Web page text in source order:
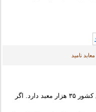
تایلند را می توان سرزمین معابد نامید. این کشور ۳۵ هزار معبد دارد. اگر